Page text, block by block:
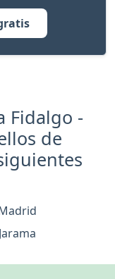
Fidalgo -
de